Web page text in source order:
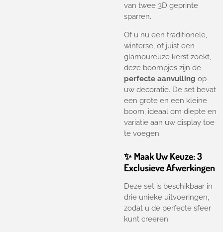
van twee 3D geprinte
sparren.
Of u nu een traditionele,
winterse, of juist een
glamoureuze kerst zoekt,
deze boompjes zijn de
perfecte aanvulling op
uw decoratie. De set bevat
een grote en een kleine
boom, ideaal om diepte en
variatie aan uw display toe
te voegen.
✨ Maak Uw Keuze: 3
Exclusieve Afwerkingen
Deze set is beschikbaar in
drie unieke uitvoeringen,
zodat u de perfecte sfeer
kunt creëren: